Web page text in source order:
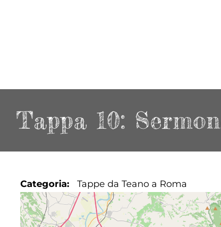
Tappa 10:
Categoria Tappe da Teano a Roma